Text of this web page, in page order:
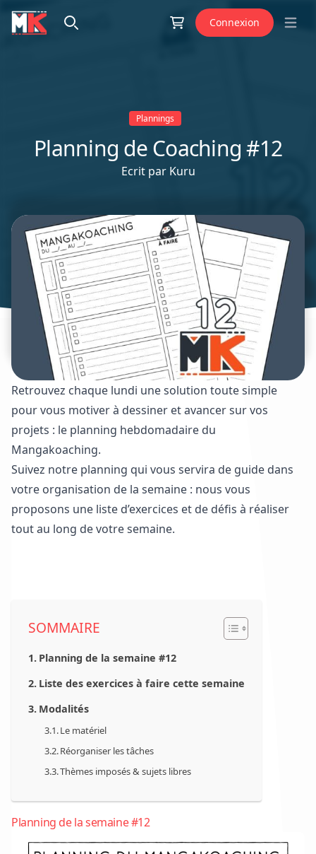
Aller au contenu
Connexion Open
Plannings
Planning de Coaching #12
Ecrit par Kuru
Retrouvez chaque lundi une solution toute simple
pour vous motiver à dessiner et avancer sur vos
projets : le planning hebdomadaire du
Mangakoaching.
Suivez notre planning qui vous servira de guide dans
votre organisation de la semaine : nous vous
proposons une liste d’exercices et de défis à réaliser
tout au long de votre semaine.
SOMMAIRE
Planning de la semaine #12
Liste des exercices à faire cette semaine
Modalités
Le matériel
Réorganiser les tâches
Thèmes imposés & sujets libres
Planning de la semaine #12